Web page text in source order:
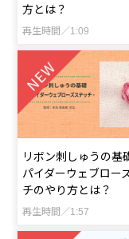
方とは？
再生時間／1:09
リボン刺しゅうの
パイダーウェブロー
チのやり方とは？
再生時間／1:57